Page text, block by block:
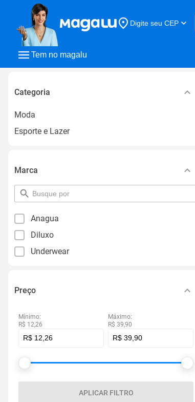
Tem no magalu
Digite seu CEP
Categoria
Moda
Esporte e Lazer
Marca
pesquisar
por
Anagua
Diluxo
Underwear
Preço
Mínimo:
R$ 12,26
Máximo:
R$ 39,90
APLICAR FILTRO